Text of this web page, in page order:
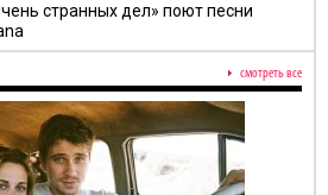
странных дел» поют песни
смотреть все